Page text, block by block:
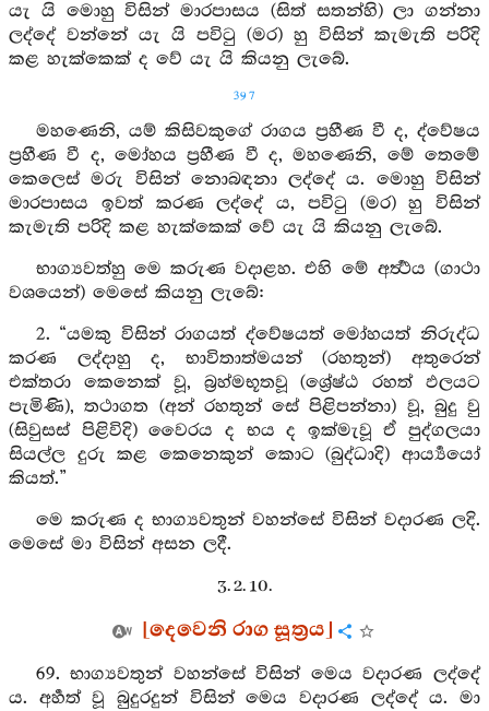
යැ යි මොහු විසින් මාරපාසය (සිත් සතන්හි) ලා ගන්නා
ලද්දේ වන්නේ යැ යි පවිටු (මර) හු විසින් කැමැති පරිදි
කළ හැක්කෙක් ද වේ යැ යි කියනු ලැබේ.
397
මහණෙනි, යම් කිසිවකුගේ රාගය ප්‍රහීණ වී ද, ද්වේෂය
ප්‍රහීණ වී ද, මෝහය ප්‍රහීණ වී ද, මහණෙනි, මේ තෙමේ
කෙලෙස් මරු විසින් නොබඳනා ලද්දේ ය. මොහු විසින්
මාරපාසය ඉවත් කරණ ලද්දේ ය, පවිටු (මර) හු විසින්
කැමැති පරිදි කළ හැක්කෙක් වේ යැ යි කියනු ලැබේ.
භාග්‍යවත්හු මෙ කරුණ වදාළහ. එහි මේ අර්‍ත්‍ථය (ගාථා
වශයෙන්) මෙසේ කියනු ලැබේ:
2. “යමකු විසින් රාගයත් ද්වේෂයත් මෝහයත් නිරුද්ධ
කරණ ලද්දාහු ද, භාවිතාත්මයන් (රහතුන්) අතුරෙන්
එක්තරා කෙනෙක් වූ, බ්‍රහ්මභූතවූ (ශ්‍රේෂ්ඨ රහත් ඵලයට
පැමිණි), තථාගත (අන් රහතුන් සේ පිළිපන්නා) වූ, බුදු වු
(සිවුසස් පිළිවිදි) වෛරය ද භය ද ඉක්මැවූ ඒ පුද්ගලයා
සියල්ල දුරු කළ කෙනෙකුන් කොට (බුද්ධාදි) ආර්‍ය්‍යයෝ
කියත්.”
මෙ කරුණ ද භාග්‍යවතුන් වහන්සේ විසින් වදාරණ ලදි.
මෙසේ මා විසින් අසන ලදී.
3. 2. 10.
[දෙවෙනි රාග සූත්‍රය]
69. භාග්‍යවතුන් වහන්සේ විසින් මෙය වදාරණ ලද්දේ
ය. අර්‍හත් වූ බුදුරදුන් විසින් මෙය වදාරණ ලද්දේ ය. මා